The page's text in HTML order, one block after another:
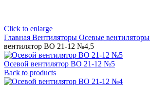
Click to enlarge
Главная Вентиляторы Осевые вентиляторы
вентилятор ВО 21-12 №4,5
Осевой вентилятор ВО 21-12 №5
Back to products